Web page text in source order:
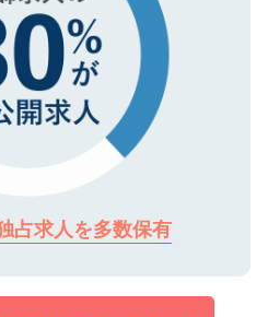
占求人を多数保有